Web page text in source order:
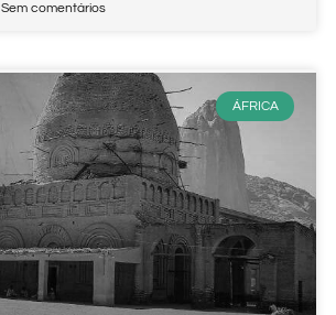
Sem comentários
ÁFRICA